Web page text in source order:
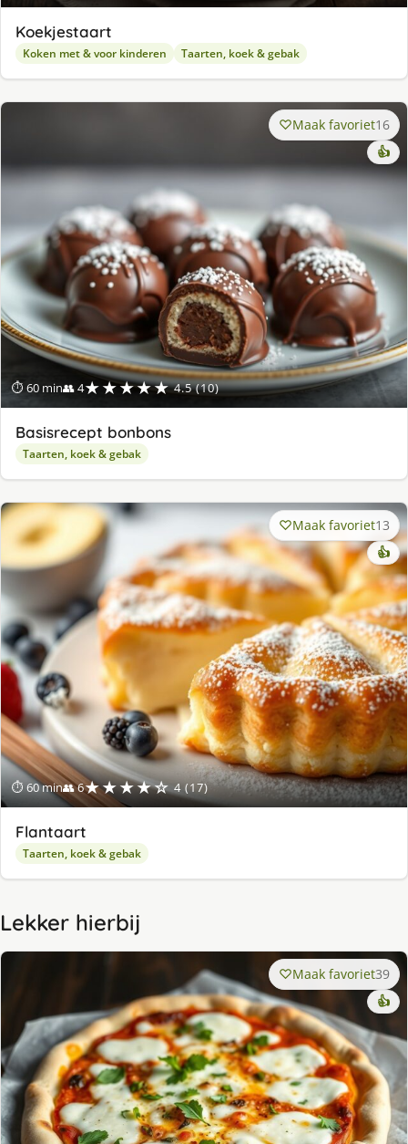
Koekjestaart
Koken met & voor kinderen Taarten, koek & gebak
⏱ 60 min👥 4★★★★★ 4.5 (10)
Maak favoriet16
👍
Basisrecept bonbons
Taarten, koek & gebak
⏱ 60 min👥 6★★★★☆ 4 (17)
Maak favoriet13
👍
Flantaart
Taarten, koek & gebak
Lekker hierbij
Maak favoriet39
👍